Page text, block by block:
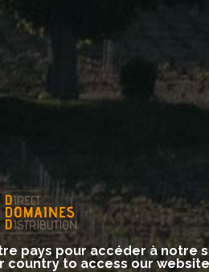
claude-desvignes.com/
pays pour accéder à notre
country to access our website